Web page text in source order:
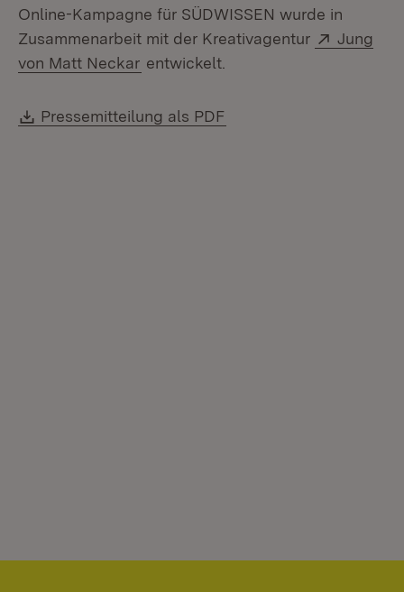
Online-Kampagne für SÜDWISSEN wurde in
Zusammenarbeit mit der Kreativagentur
Extern:
Jung
von Matt Neckar (Öffnet in neuem Fenster)
entwickelt.
Download:
Pressemitteilung als PDF